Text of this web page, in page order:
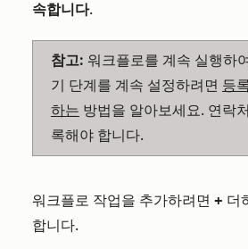
속합니다.
참고: 워크플로를 계속 실행하
기 단계를 계속 설정하려면 등
하는 방법을 알아보세요. 연락
록해야 합니다.
워크플로 작업을 추가하려면 + 더
합니다.